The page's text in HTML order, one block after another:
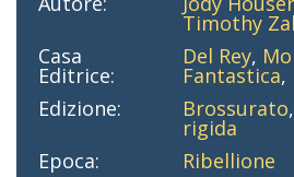
Timothy
Casa
Editrice:
Del Rey,
Fantastica,
Edizione:
Brossurato,
rigida
Epoca:
Ribellione